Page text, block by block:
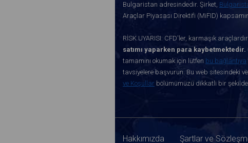
Bulgaristan adresindedir. Şirket,
Araçlar Piyasası Direktifi (MiFID)
RİSK UYARISI: CFD'ler, karmaşık
satımı yaparken para kaybetmektedir.
tamamını okumak için lütfen bu bağlantıya
tavsiyelere başvurun. Bu web sitesindeki
ve Koşullar bölümümüzü dikkatli bir şekilde
Hakkımızda Şartlar ve